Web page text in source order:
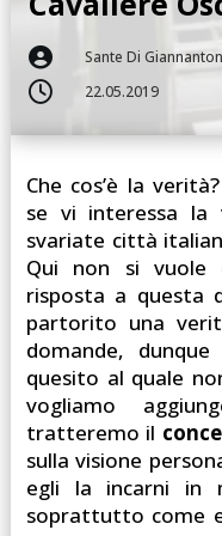
 Sante Di
 22.05.2019
Che cos’è la
se vi interessa
svariate città
Qui non si vuole
risposta a questa
partorito una
domande,
quesito al quale
vogliamo
tratteremo il
sulla visione
egli la incarni in
soprattutto come